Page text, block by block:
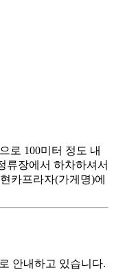
로 100미터 정도 내
류장에서 하차하셔서
카프라자(가게명)에
안내하고 있습니다.